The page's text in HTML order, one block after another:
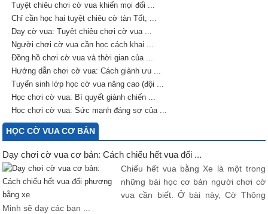
Tuyệt chiêu chơi cờ vua khiến mọi đối ...
Chỉ cần học hai tuyệt chiêu cờ tàn Tốt, ...
Dạy cờ vua: Tuyệt chiêu chơi cờ vua ...
Người chơi cờ vua cần học cách khai ...
Đồng hồ chơi cờ vua và thời gian của ...
Hướng dẫn chơi cờ vua: Cách giành ưu ...
Tuyển sinh lớp học cờ vua nâng cao (đội ...
Học chơi cờ vua: Bí quyết giành chiến ...
Học chơi cờ vua: Sức mạnh đáng sợ của ...
HỌC CỜ VUA CƠ BẢN
Dạy chơi cờ vua cơ bản: Cách chiếu hết vua đối ...
Chiếu hết vua bằng Xe là một trong
những bài học cơ bản người chơi cờ
vua cần biết. Ở bài này, Cờ Thông
Minh sẽ dạy các bạn ...